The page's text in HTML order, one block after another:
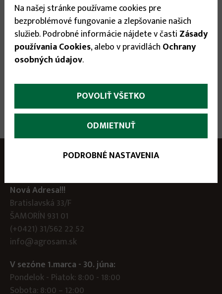
12.95 €
Agita 100g
Nová Adresa!!!
Bratislavská 33/F
ŠAMORÍN 931 01
(+0421) 31/562 22 52
info@agrosam.sk
V sezóne 1.marca - 30. júna:
Pondelok - Piatok: 8:00 - 18:00
Sobota: 8:00 – 12:00
Na našej stránke používame cookies pre
bezproblémové fungovanie a zlepšovanie našich
služieb. Podrobné informácie nájdete v časti Zásady
používania Cookies, alebo v pravidlách Ochrany
osobných údajov.
POVOLIŤ VŠETKO
ODMIETNUŤ
PODROBNÉ NASTAVENIA